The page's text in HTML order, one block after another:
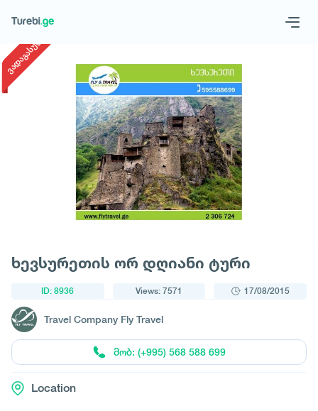
Request a tour
ვადაგასული
ხევსურეთის ორ დღიანი ტური
ID: 8936 Views: 7571 17/08/2015
Travel Company Fly Travel
მობ: (+995) 568 588 699
Location